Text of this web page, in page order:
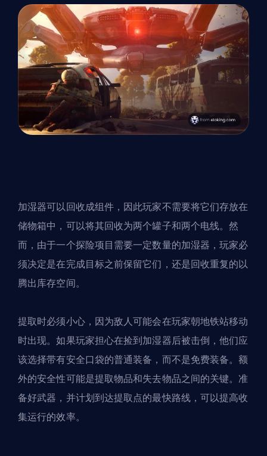
加湿器可以回收成组件，因此玩家不需要将它们存放在
储物箱中，可以将其回收为两个罐子和两个电线。然
而，由于一个探险项目需要一定数量的加湿器，玩家必
须决定是在完成目标之前保留它们，还是回收重复的以
腾出库存空间。
提取时必须小心，因为敌人可能会在玩家朝地铁站移动
时出现。如果玩家担心在捡到加湿器后被击倒，他们应
该选择带有安全口袋的普通装备，而不是免费装备。额
外的安全性可能是提取物品和失去物品之间的关键。准
备好武器，并计划到达提取点的最快路线，可以提高收
集运行的效率。